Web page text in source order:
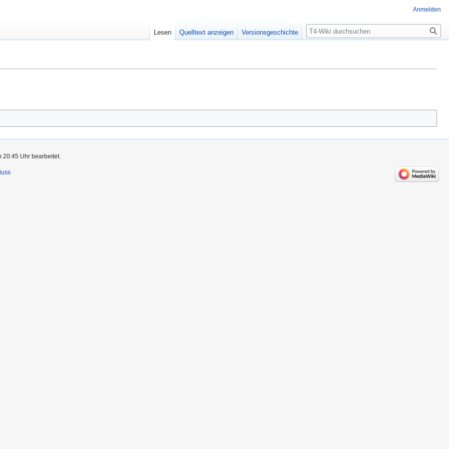
Anmelden
Lesen Quelltext anzeigen Versionsgeschichte Suche
20:45 Uhr bearbeitet.